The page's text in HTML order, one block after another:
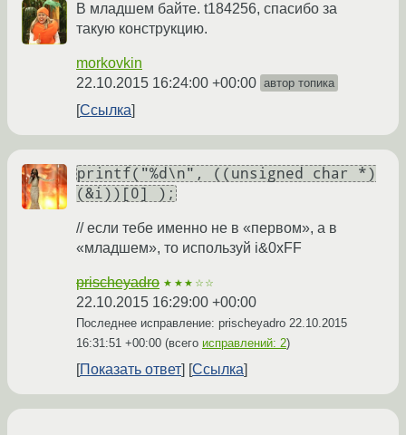
В младшем байте. t184256, спасибо за
такую конструкцию.
morkovkin
22.10.2015 16:24:00 +00:00 автор топика
Ссылка
printf("%d\n", ((unsigned char *)
(&i))[0] );
// если тебе именно не в «первом», а в
«младшем», то используй i&0xFF
prischeyadro ★★★☆☆
22.10.2015 16:29:00 +00:00
Последнее исправление: prischeyadro 22.10.2015
16:31:51 +00:00 (всего исправлений: 2)
Показать ответ Ссылка